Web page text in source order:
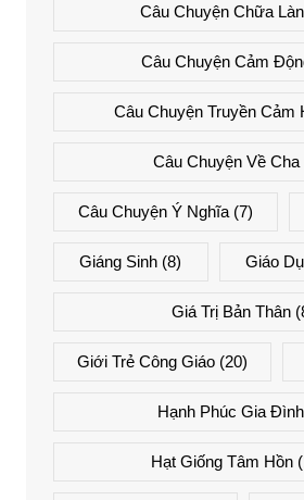
Câu Chuyện Chữa
Câu Chuyện Cảm
Câu Chuyện Truyền Cảm
Câu Chuyện Về Cha
Câu Chuyện Ý Nghĩa(7)
Giáng Sinh (8) Giáo
Giá Trị Bản Thân
Giới Trẻ Công Giáo(20)
Hạnh Phúc Gia Đình
Hạt Giống Tâm Hồn